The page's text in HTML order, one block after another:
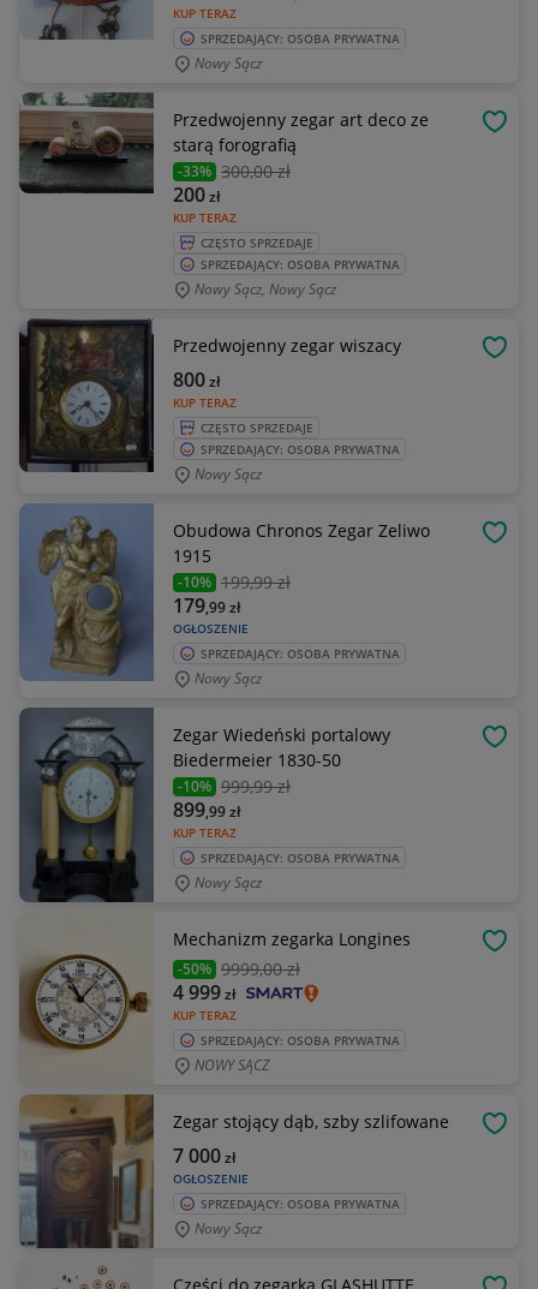
KUP TERAZ
SPRZEDAJĄCY: OSOBA PRYWATNA
Nowy Sącz
Przedwojenny zegar art deco ze
starą forografią
-33% 300,00 zł
KUP TERAZ
200zł
CZĘSTO SPRZEDAJE
SPRZEDAJĄCY: OSOBA PRYWATNA
Nowy Sącz, Nowy Sącz
Przedwojenny zegar wiszacy
KUP TERAZ
800zł
CZĘSTO SPRZEDAJE
SPRZEDAJĄCY: OSOBA PRYWATNA
Nowy Sącz
Obudowa Chronos Zegar Zeliwo
1915
-10% 199,99 zł
OGŁOSZENIE
179,99zł
SPRZEDAJĄCY: OSOBA PRYWATNA
Nowy Sącz
Zegar Wiedeński portalowy
Biedermeier 1830-50
-10% 999,99 zł
KUP TERAZ
899,99zł
SPRZEDAJĄCY: OSOBA PRYWATNA
Nowy Sącz
Mechanizm zegarka Longines
-50% 9999,00 zł
KUP TERAZ
4 999zł
SPRZEDAJĄCY: OSOBA PRYWATNA
NOWY SĄCZ
Zegar stojący dąb, szby szlifowane
OGŁOSZENIE
7 000zł
SPRZEDAJĄCY: OSOBA PRYWATNA
Nowy Sącz